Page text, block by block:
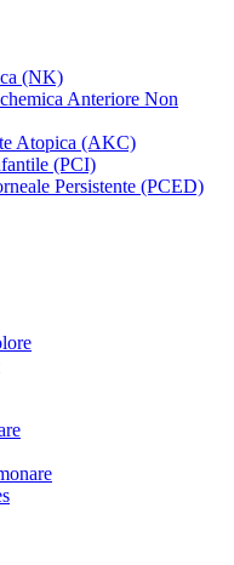
(NK)
Anteriore Non
Atopica (AKC)
(PCI)
Persistente (PCED)